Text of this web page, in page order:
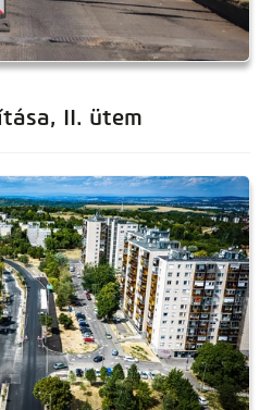
II. ütem